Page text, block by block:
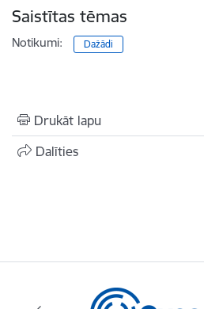
Saistītas tēmas
Notikumi: Dažādi
Drukāt lapu
Dalīties